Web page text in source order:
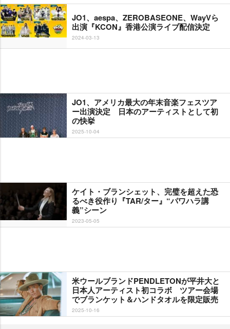
JO1、aespa、ZEROBASEONE、WayVら
出演『KCON』香港公演ライブ配信決定
2024-03-13
JO1、アメリカ最大の年末音楽フェスツア
ー出演決定 日本のアーティストとして初
の快挙
2025-10-04
ケイト・ブランシェット、完璧を超えた恐
るべき役作り『TAR/ター』“パワハラ講
義”シーン
2023-05-05
米ウールブランドPENDLETONが平井大と
日本人アーティスト初コラボ ツアー会場
でブランケット＆ハンドタオルを限定販売
2025-10-16